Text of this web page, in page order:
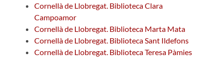
Cornellà de Llobregat. Biblioteca Clara
Campoamor
Cornellà de Llobregat. Biblioteca Marta Mata
Cornellà de Llobregat. Biblioteca Sant Ildefons
Cornellà de Llobregat. Biblioteca Teresa Pàmies